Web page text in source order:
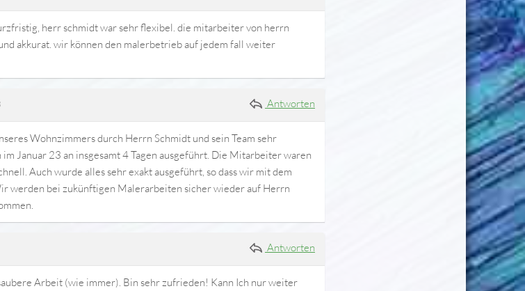
herr schmidt war sehr flexibel. die mitarbeiter von herrn
akkurat. wir können den malerbetrieb auf jedem fall weiter
Antworten
Wohnzimmers durch Herrn Schmidt und sein Team sehr
Januar 23 an insgesamt 4 Tagen ausgeführt. Die Mitarbeiter waren
Auch wurde alles sehr exakt ausgeführt, so dass wir mit dem
werden bei zukünftigen Malerarbeiten sicher wieder auf Herrn
Antworten
Arbeit (wie immer). Bin sehr zufrieden! Kann Ich nur weiter